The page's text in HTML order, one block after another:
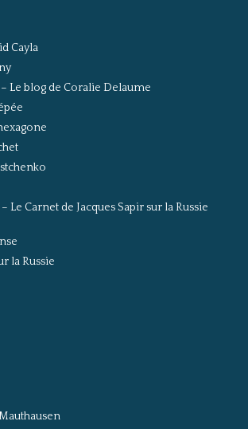
Cayla
Le blog de Coralie Delaume
Le Carnet de Jacques Sapir sur la Russie
la Russie